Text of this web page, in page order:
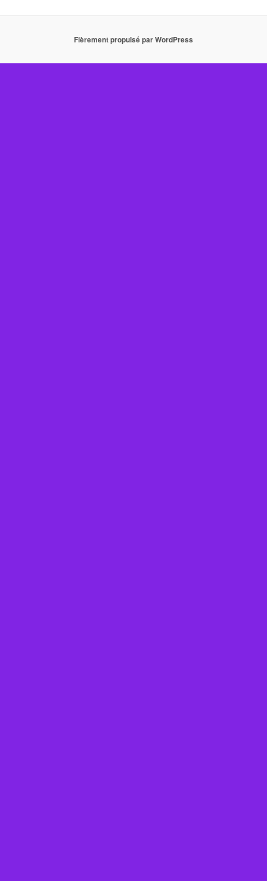
Fièrement propulsé par WordPress